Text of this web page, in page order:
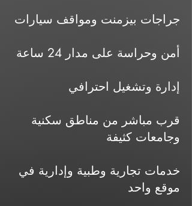
جراجات بيزمنت ومواقف سيارات
أمن وحراسة على مدار 24 ساعة
إدارة وتشغيل احترافي
قرب مباشر من مناطق سكنية
وجامعات كثيفة
خدمات تجارية وطبية وإدارية في
موقع واحد